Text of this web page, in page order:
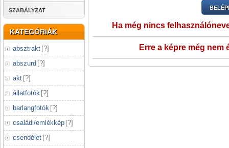
SZABÁLYZAT
KATEGÓRIÁK
absztrakt [?]
abszurd [?]
akt [?]
állatfotók [?]
barlangfotók [?]
családi/emlékkép [?]
csendélet [?]
Ha még nincs
Erre a képre még nem